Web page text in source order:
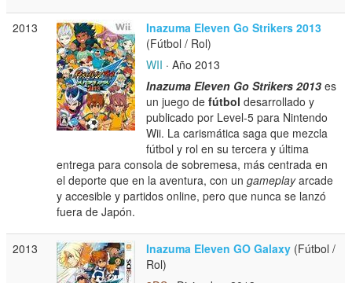
2013
Inazuma Eleven Go Strikers 2013
(Fútbol / Rol)
WII · Año 2013
Inazuma Eleven Go Strikers 2013 es
un juego defútbol desarrollado y
publicado por Level-5 para Nintendo
Wii. La carismática saga que mezcla
fútbol y rol en su tercera y última
entrega para consola de sobremesa, más centrada en
el deporte que en la aventura, con ungameplayarcade
y accesible y partidos online, pero que nunca se lanzó
fuera de Japón.
2013 Inazuma Eleven GO Galaxy (Fútbol /
Rol)